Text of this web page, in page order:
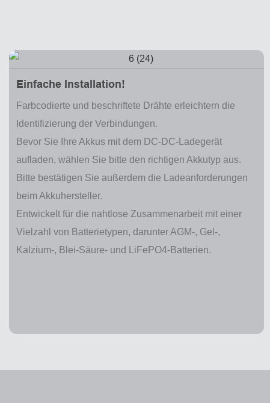
Einfache Installation!
Farbcodierte und beschriftete Drähte erleichtern die
Identifizierung der Verbindungen.
Bevor Sie Ihre Akkus mit dem DC-DC-Ladegerät
aufladen, wählen Sie bitte den richtigen Akkutyp aus.
Bitte bestätigen Sie außerdem die Ladeanforderungen
beim Akkuhersteller.
Entwickelt für die nahtlose Zusammenarbeit mit einer
Vielzahl von Batterietypen, darunter AGM-, Gel-,
Kalzium-, Blei-Säure- und LiFePO4-Batterien.